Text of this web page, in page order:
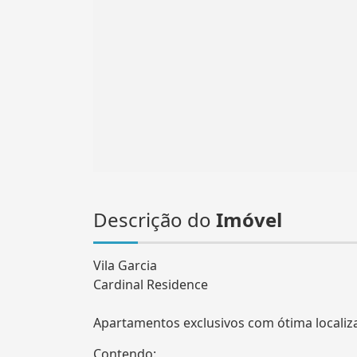
Descrição do Imóvel
Vila Garcia
Cardinal Residence
Apartamentos exclusivos com ótima